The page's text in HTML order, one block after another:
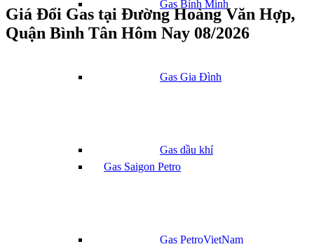
Gas Bình Minh
Gas Gia Đình
Gas dầu khí
Gas Saigon Petro
Gas PetroVietNam
Giá Đổi Gas tại Đường Hoàng Văn Hợp,
Quận Bình Tân Hôm Nay 08/2026